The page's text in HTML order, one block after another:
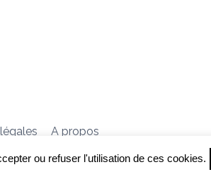
A propos
ou refuser l'utilisation de ces cookies.